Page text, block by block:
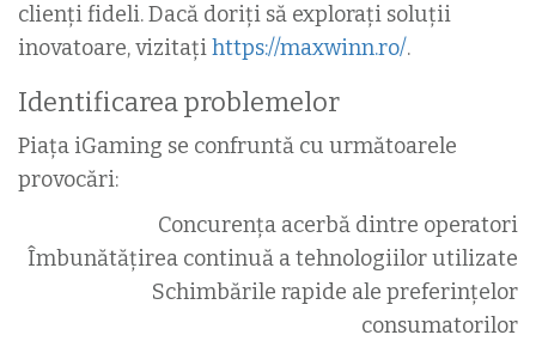
clienți fideli. Dacă doriți să explorați soluții
inovatoare, vizitațihttps://maxwinn.ro/.
Identificarea problemelor
Piața iGaming se confruntă cu următoarele
provocări:
Concurența acerbă dintre operatori
Îmbunătățirea continuă a tehnologiilor utilizate
Schimbările rapide ale preferințelor
consumatorilor